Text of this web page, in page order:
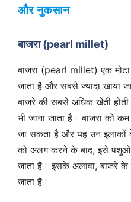
और नुकसान
बाजरा (pearl millet)
बाजरा (pearl millet) एक
जाता है और सबसे ज्यादा खाया
बाजरे की सबसे अधिक खेती
भी जाना जाता है। बाजरा को
जा सकता है और यह उन इलाकों
को अलग करने के बाद, इसे पशुओं
जाता है। इसके अलावा, बाजरे
जाता है।